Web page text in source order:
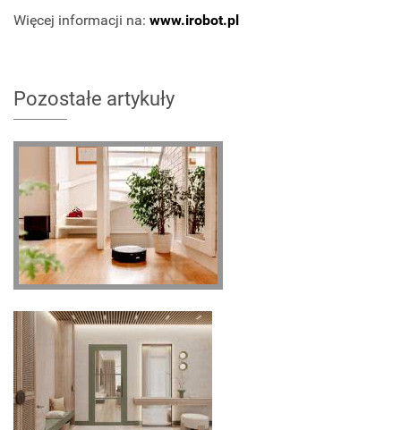
Więcej informacji na: www.irobot.pl
Pozostałe artykuły